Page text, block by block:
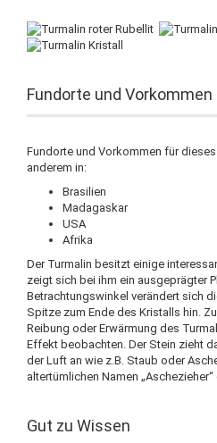
Fundorte und Vorkommen
Fundorte und Vorkommen für
anderem in:
Brasilien
Madagaskar
USA
Afrika
Der Turmalin besitzt einige
zeigt sich bei ihm ein ausgeprägter
Betrachtungswinkel verändert sich
Spitze zum Ende des Kristalls hin.
Reibung oder Erwärmung des
Effekt beobachten. Der Stein zieht
der Luft an wie z.B. Staub oder
altertümlichen Namen
Gut zu Wissen